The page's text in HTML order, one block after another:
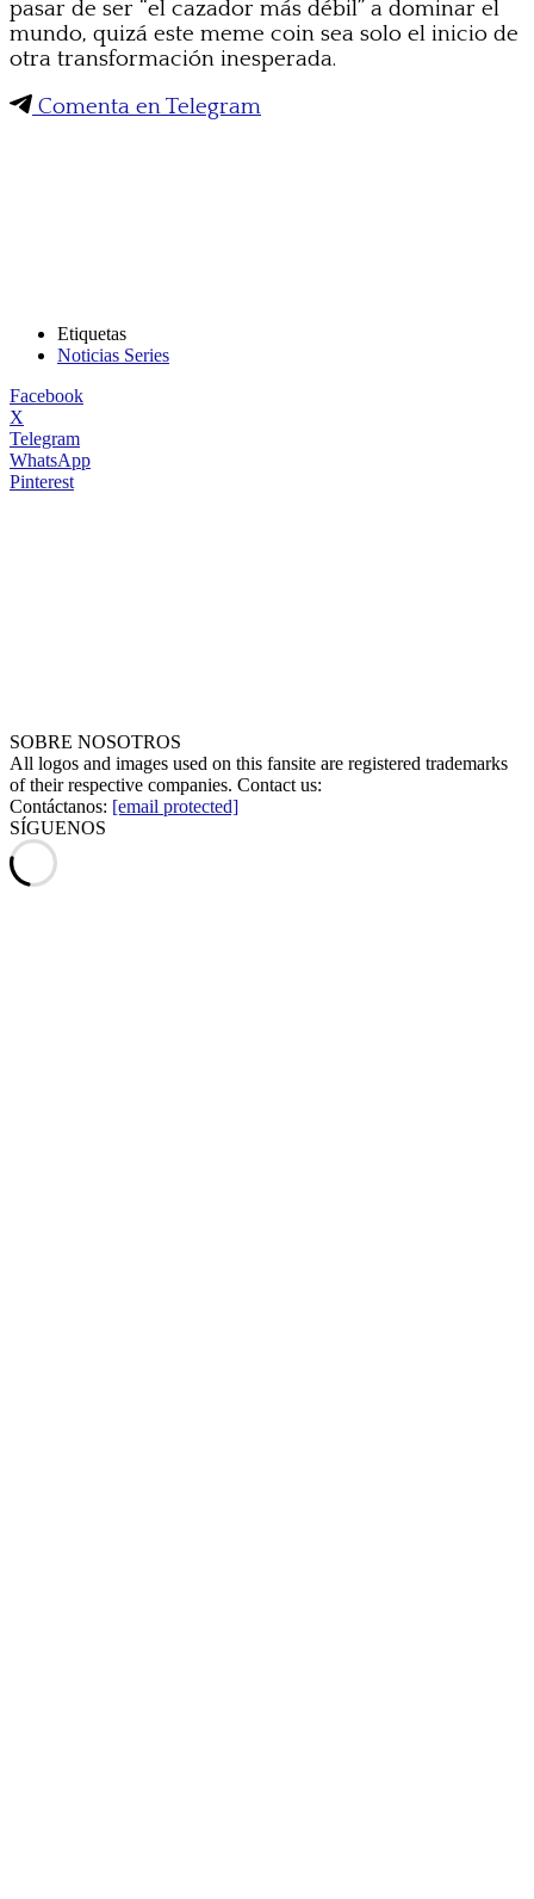
pasar de ser “el cazador más débil” a dominar el
mundo, quizá este meme coin sea solo el inicio de
otra transformación inesperada.
Comenta en Telegram
Etiquetas
Noticias Series
Facebook
X
Telegram
WhatsApp
Pinterest
SOBRE NOSOTROS
All logos and images used on this fansite are registered trademarks
of their respective companies. Contact us:
Contáctanos: [email protected]
SÍGUENOS